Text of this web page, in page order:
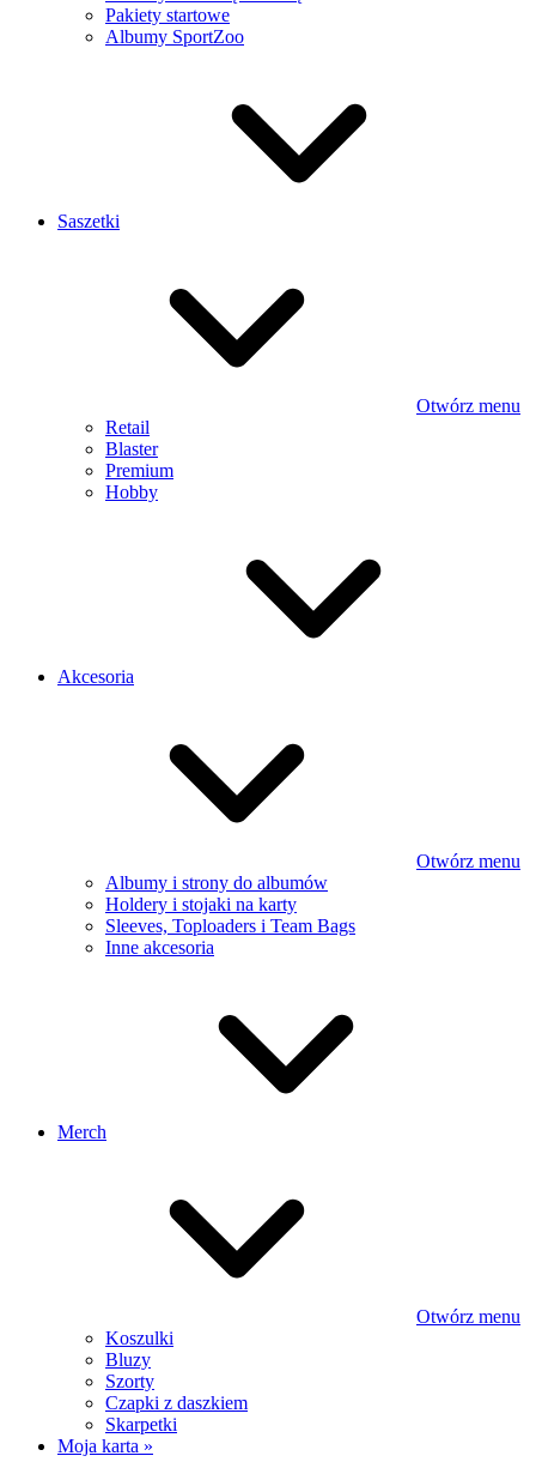
Pakiety startowe
Albumy SportZoo
Saszetki
Otwórz menu
Retail
Blaster
Premium
Hobby
Akcesoria
Otwórz menu
Albumy i strony do albumów
Holdery i stojaki na karty
Sleeves, Toploaders i Team Bags
Inne akcesoria
Merch
Otwórz menu
Koszulki
Bluzy
Szorty
Czapki z daszkiem
Skarpetki
Moja karta »